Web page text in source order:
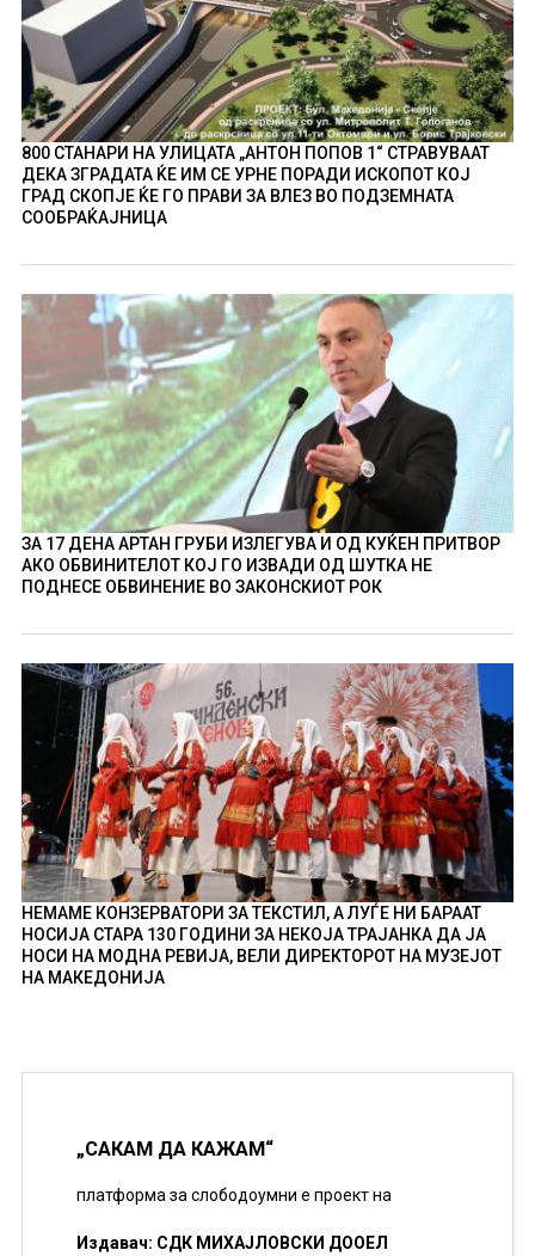
800 СТАНАРИ НА УЛИЦАТА „АНТОН ПОПОВ 1“ СТРАВУВААТ
ДЕКА ЗГРАДАТА ЌЕ ИМ СЕ УРНЕ ПОРАДИ ИСКОПОТ КОЈ
ГРАД СКОПЈЕ ЌЕ ГО ПРАВИ ЗА ВЛЕЗ ВО ПОДЗЕМНАТА
СООБРАЌАЈНИЦА
ЗА 17 ДЕНА АРТАН ГРУБИ ИЗЛЕГУВА И ОД КУЌЕН ПРИТВОР
АКО ОБВИНИТЕЛОТ КОЈ ГО ИЗВАДИ ОД ШУТКА НЕ
ПОДНЕСЕ ОБВИНЕНИЕ ВО ЗАКОНСКИОТ РОК
НЕМАМЕ КОНЗЕРВАТОРИ ЗА ТЕКСТИЛ, А ЛУЃЕ НИ БАРААТ
НОСИЈА СТАРА 130 ГОДИНИ ЗА НЕКОЈА ТРАЈАНКА ДА ЈА
НОСИ НА МОДНА РЕВИЈА, ВЕЛИ ДИРЕКТОРОТ НА МУЗЕЈОТ
НА МАКЕДОНИЈА
„САКАМ ДА КАЖАМ“
платформа за слободоумни е проект на
Издавач: СДК МИХАЈЛОВСКИ ДООЕЛ